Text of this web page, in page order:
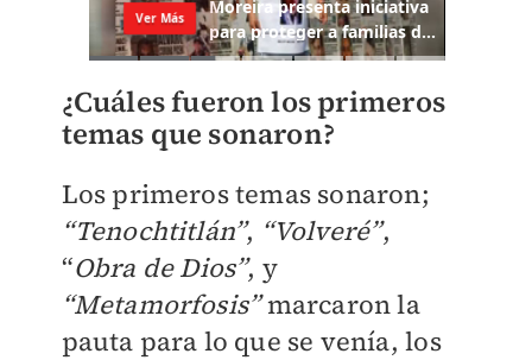
¿Cuáles fueron los primeros
temas que sonaron?
Los primeros temas sonaron;
“Tenochtitlán”, “Volveré”,
“Obra de Dios”, y
“Metamorfosis”marcaron la
pauta para lo que se venía, los